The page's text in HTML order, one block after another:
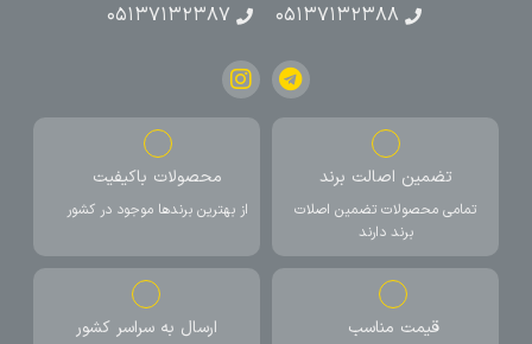
۰۵۱۳۷۱۳۲۳۸۸
۰۵۱۳۷۱۳۲۳۸۷
تضمین اصالت برند
تمامی محصولات تضمین اصلات
برند دارند
محصولات باکیفیت
از بهترین برندها موجود در کشور
قیمت مناسب ارسال به سراسر کشور